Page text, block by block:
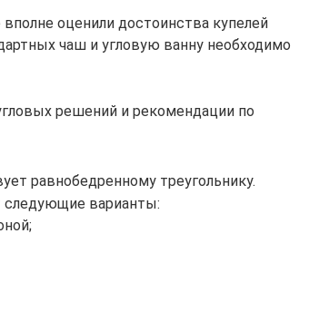
оценили достоинства купелей
чаш и угловую ванну необходимо
решений и рекомендации по
равнобедренному треугольнику.
следующие варианты: